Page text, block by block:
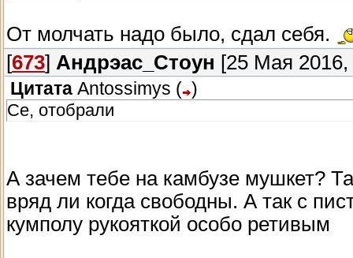
От молчать надо было, сдал себя.
[673] Андрэас_Стоун [25 Мая 2016,
Цитата Antossimys ( )
Се, отобрали
А зачем тебе на камбузе мушкет?
вряд ли когда свободны. А так с
кумполу рукояткой особо ретивым